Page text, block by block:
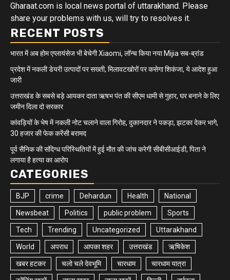
Gharaat.com is local news portal of uttarakhand. Please
share your problems with us, will try to resolves it.
RECENT POSTS
भारत में अब होम एप्लायंसेज भी बेचेगी Xiaomi, लॉन्च किया नया Mijia सब-ब्रांड
प्रदेश में नकली डेयरी उत्पादों पर सख्ती, मिलावटखोरों पर कसेगा शिकंजा, ये आदेश हुआ
जारी
उत्तराखंड के सबसे बड़े आयकर दाता ऋषभ पंत की सीएम धामी से गुहार, घर बनाने के लिए
जमीन दिला दो सरकार
कांवड़ियों के भेष में नकली नोट चलाने वाला गिरोह, दुकानदार ने पकड़ा, झटका देकर भागे,
30 हजार की फेक करेंसी बरामद
पूर्व सैनिक की संदिग्ध परिस्थितियों में हुई मौत की जांच करेगी सीबीसीआईडी, पिता ने
लगाया है हत्या का आरोप
CATEGORIES
BJP crime Dehardun Health National
Newsbeat Politics public problem Sports
Tech Trending Uncategorized Uttarakhand
World अपराध आपका शहर उत्तराखंड ऋषिकेश
खबर हटकर चलो चले देवभूमि चारधाम चारधाम यात्रा